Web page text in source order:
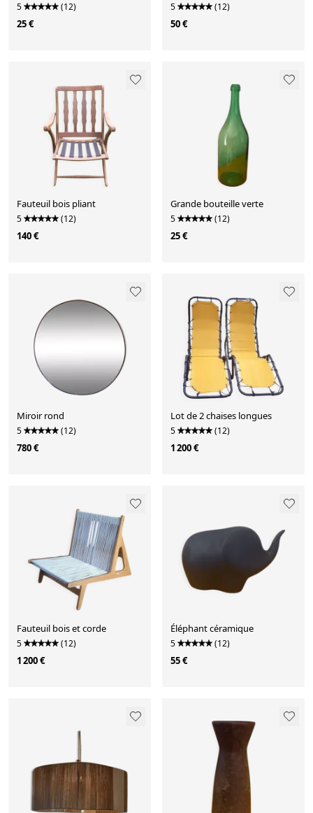
5 (12)
25 €
5 (12)
50 €
Fauteuil bois pliant
5 (12)
140 €
Grande bouteille verte
5 (12)
25 €
Miroir rond
5 (12)
780 €
Lot de 2 chaises longues
5 (12)
1 200 €
Fauteuil bois et corde
5 (12)
1 200 €
Éléphant céramique
5 (12)
55 €